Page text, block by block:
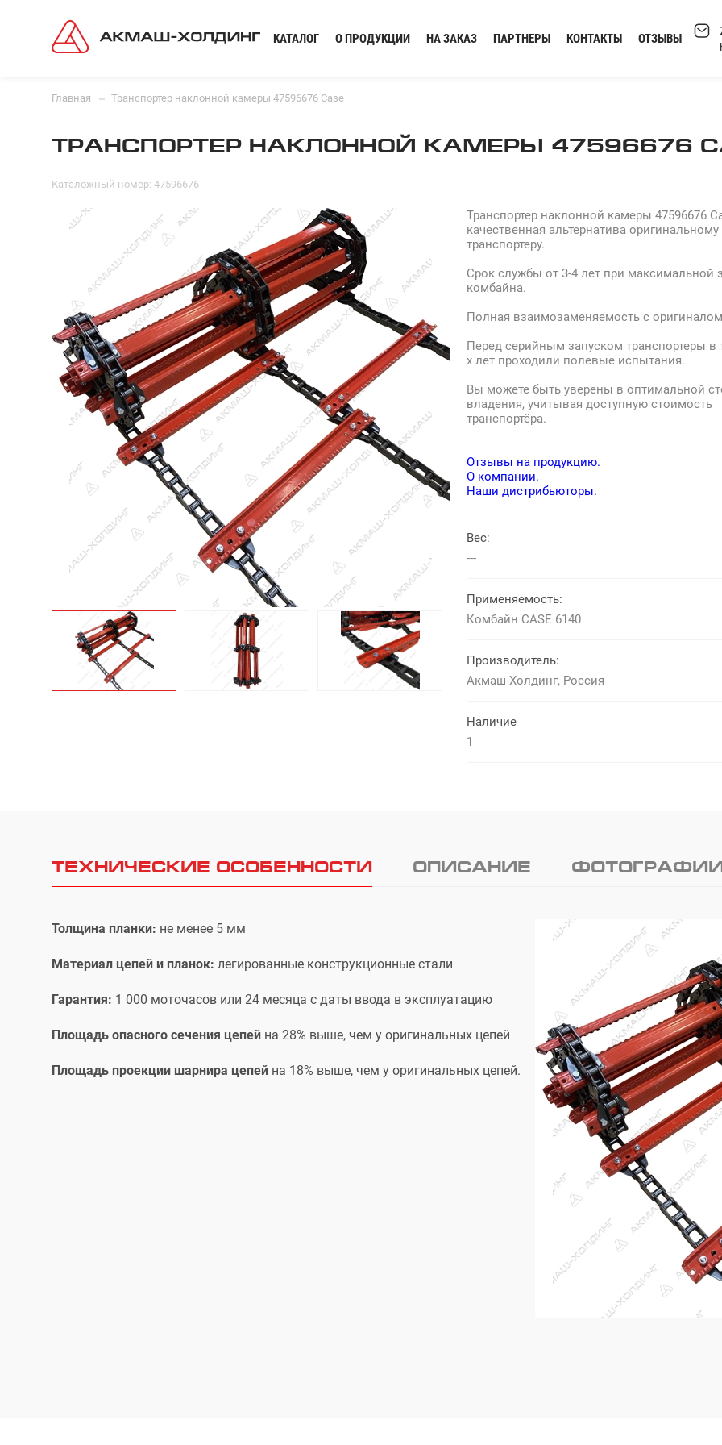
КАТАЛОГ О ПРОДУКЦИИ НА ЗАКАЗ ПАРТНЕРЫ КОНТАКТЫ ОТЗЫВЫ
Главная Транспортер наклонной камеры 47596676 Case
ТРАНСПОРТЕР НАКЛОННОЙ КАМЕРЫ 47596676
Каталожный номер: 47596676
Транспортер наклонной камеры 47596676
качественная альтернатива оригинальному
транспортеру.
Срок службы от 3-4 лет при максимальной
комбайна.
Полная взаимозаменяемость с
Перед серийным запуском транспортеры в
х лет проходили полевые испытания.
Вы можете быть уверены в оптимальной
владения, учитывая доступную стоимость
транспортёра.
Отзывы на продукцию.
О компании.
Наши дистрибьюторы.
Вес:
---
Применяемость:
Комбайн CASE 6140
Производитель:
Акмаш-Холдинг, Россия
Наличие
1
ТЕХНИЧЕСКИЕ ОСОБЕННОСТИ ОПИСАНИЕ
Толщина планки: не менее 5 мм
Материал цепей и планок: легированные конструкционные стали
Гарантия: 1 000 моточасов или 24 месяца с даты ввода в эксплуатацию
Площадь опасного сечения цепей на 28% выше, чем у оригинальных цепей
Площадь проекции шарнира цепей на 18% выше, чем у оригинальных цепей.